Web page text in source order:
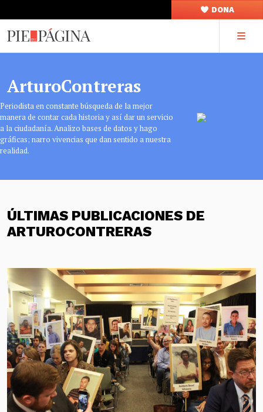
DONA
ArturoContreras
Periodista en constante búsqueda de la mejor
manera de contar cada historia y así dar un servicio
a la ciudadanía. Analizo bases de datos y hago
gráficas; narro vivencias que dan sentido a nuestra
realidad.
ÚLTIMAS PUBLICACIONES DE
ARTUROCONTRERAS